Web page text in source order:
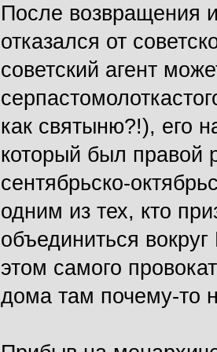
После возвращения
отказался от
советский агент
как святыню?!), его
который был правой
сентябрьско-
одним из тех, кто
объединиться
этом самого
дома там почему-то